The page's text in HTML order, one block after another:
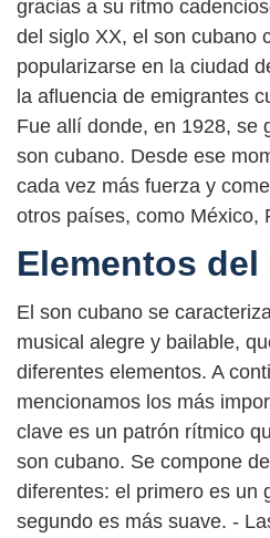
gracias a su ritmo
del siglo XX, el son cubano
popularizarse en la ciudad
la afluencia de emigrantes
Fue allí donde, en 1928, se
son cubano. Desde ese
cada vez más fuerza y
otros países, como México,
Elementos
El son cubano se
musical alegre y bailable,
diferentes elementos. A
mencionamos los más
clave es un patrón rítmico
son cubano. Se compone
diferentes: el primero es un
segundo es más suave. -